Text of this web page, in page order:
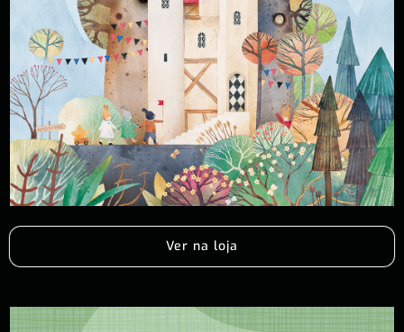
Ver na loja